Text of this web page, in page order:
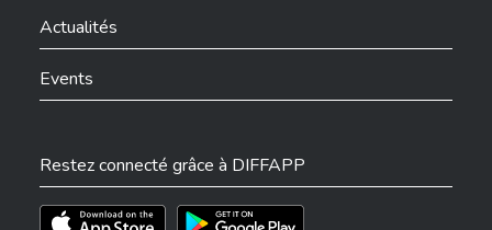
Actualités
Events
Restez connecté grâce à DIFFAPP
Téléchargez l'app sur l'App StoreTéléchargez l'app sur Play Store